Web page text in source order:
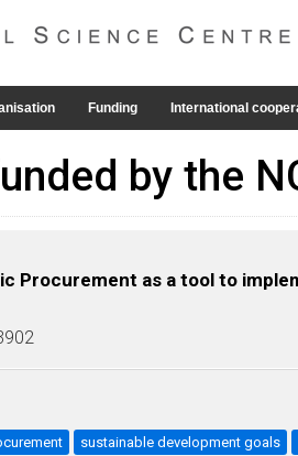
Funding International
by the
Procurement as a tool to
sustainable development goals